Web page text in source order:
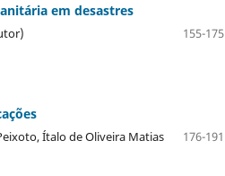
em desastres
155-175
Ítalo de Oliveira Matias
176-191